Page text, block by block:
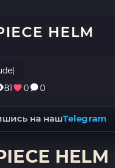
HELM
81 0 0
на нашTelegram
HELM